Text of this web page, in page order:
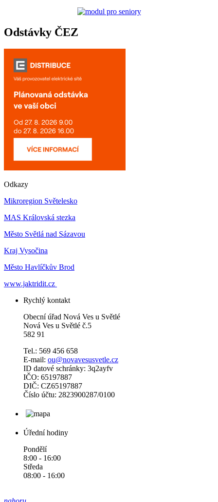
Odstávky ČEZ
Odkazy
Mikroregion Světelesko
MAS Královská stezka
Město Světlá nad Sázavou
Kraj Vysočina
Město Havlíčkův Brod
www.jaktridit.cz
Rychlý kontakt
Obecní úřad Nová Ves u Světlé
Nová Ves u Světlé č.5
582 91
Tel.: 569 456 658
E-mail: ou@novavesusvetle.cz
ID datové schránky: 3q2ayfv
IČO: 65197887
DIČ: CZ65197887
Číslo účtu: 2823900287/0100
Úřední hodiny
Pondělí
8:00 - 16:00
Středa
08:00 - 16:00